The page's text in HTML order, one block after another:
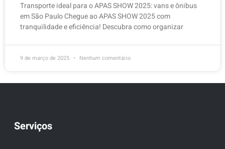
Transporte ideal para o APAS SHOW 2025: vans e ônibus
em São Paulo Chegue ao APAS SHOW 2025 com
tranquilidade e eficiência! Descubra como organizar
9 de março de 2025 Nenhum comentário
Serviços